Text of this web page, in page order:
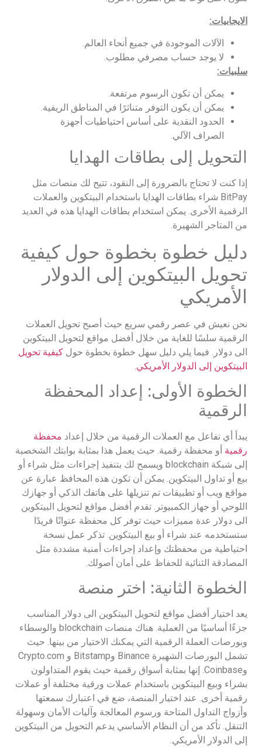
الايجابيات:
الآلات الموجودة في جميع أنحاء العالم.
لا يوجد حساب مصرفي مطلوب.
سلبيات:
يمكن أن تكون الرسوم مرتفعة.
يمكن أن يكون التوفر متناثرًا في المناطق الريفية.
الحدود النقدية على أساس احتياطيات أجهزة
الصراف الآلي.
التحويل إلى بطاقات الهدايا
إذا كنت لا تحتاج بالضرورة إلى النقود، تتيح لك منصات مثل
BitPay شراء بطاقات الهدايا باستخدام البيتكوين والعملات
الرقمية الأخرى. يمكن استخدام بطاقات الهدايا هذه في العديد
من المتاجر الشهيرة.
دليل خطوة بخطوة حول كيفية
تحويل البيتكوين إلى الدولار
الأمريكي
نحن نعيش في عصر رقمي سريع حيث أصبح تحويل العملات
الرقمية سلسًا للغاية من خلال أفضل مواقع لتحويل البيتكوين
الى دولار. فيما يلي دليل سهل خطوة بخطوة حول كيفية تحويل
البيتكوين إلى الدولار الأمريكي
الخطوة الأولى: إعداد المحفظة
الرقمية
يبدأ أي تفاعل مع العملات الرقمية من خلال إعداد محفظة
رقمية أو محفظة رقمية. حيث يعمل هذا بمثابة بوابتك الشخصية
إلى شبكة blockchain ويسمح لك بتنفيذ إجراءات مثل شراء أو
بيع أو تداول البيتكوين. يمكن أن تكون هذه المحافظ عبارة عن
مواقع ويب أو تطبيقات تم تنزيلها على هاتفك الذكي أو جهازك
اللوحي أو جهاز الكمبيوتر. تقدم أفضل مواقع لتحويل البيتكوين
الى دولار عدة مميزات حيث توفر كل محفظة عنوانًا فريدًا
ستستخدمه عند شراء أو بيع البيتكوين. تذكر عمل نسخة
احتياطية من محفظتك وإعداد إجراءات أمنية مشددة مثل
المصادقة الثنائية للحفاظ على أمان أصولك.
الخطوة الثانية: اختر منصة
يعد اختيار أفضل مواقع لتحويل البيتكوين الى دولار المناسب
جزءًا أساسيًا من العملية. هناك منصات blockchain والوسطاء
وبورصات العملة الرقمية التي يمكنك الاختيار من بينها. حيث
تشمل البورصات الشهيرة Binance وBitstamp و Crypto.com
وCoinbase. إنها بمثابة أسواق رقمية حيث يقوم المتداولون
بشراء وبيع البيتكوين باستخدام عملات ورقية مختلفة أو عملات
رقمية أخرى. عند اختيار المنصة، ضع في اعتبارك سمعتها
وأزواج التداول المتاحة ورسوم المعالجة وآليات الأمان وسهولة
التنقل. تأكد من أن النظام الأساسي يدعم التحويل من البيتكوين
إلى الدولار الأمريكي.